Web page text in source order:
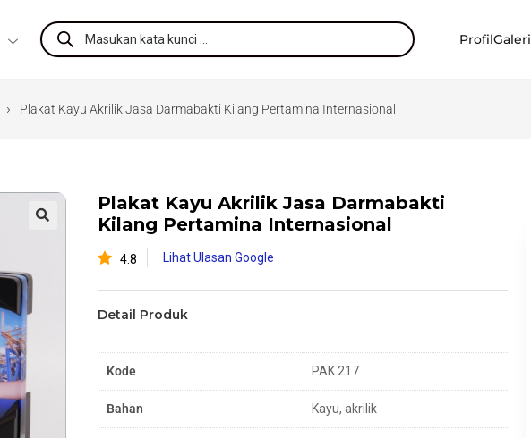
ProfilGaleri
› Plakat Kayu Akrilik Jasa Darmabakti Kilang Pertamina Internasional
Plakat Kayu Akrilik Jasa Darmabakti
Kilang Pertamina Internasional
4.8 Lihat Ulasan Google
Detail Produk
Kode PAK 217
Bahan Kayu, akrilik